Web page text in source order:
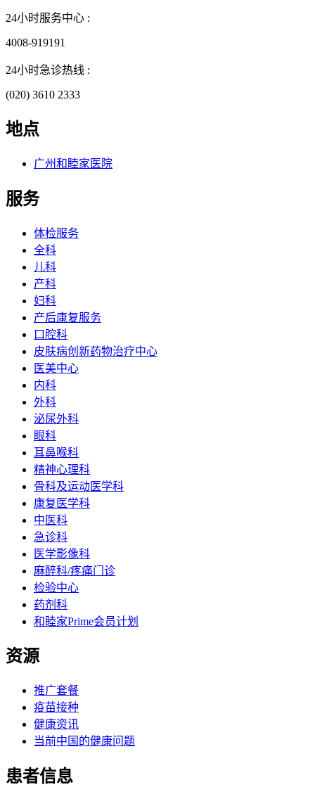
24小时服务中心 :
4008-919191
24小时急诊热线 :
(020) 3610 2333
地点
广州和睦家医院
服务
体检服务
全科
儿科
产科
妇科
产后康复服务
口腔科
皮肤病创新药物治疗中心
医美中心
内科
外科
泌尿外科
眼科
耳鼻喉科
精神心理科
骨科及运动医学科
康复医学科
中医科
急诊科
医学影像科
麻醉科/疼痛门诊
检验中心
药剂科
和睦家Prime会员计划
资源
推广套餐
疫苗接种
健康资讯
当前中国的健康问题
患者信息